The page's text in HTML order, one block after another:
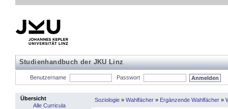
Studienhandbuch der JKU Linz
Benutzername Passwort
Übersicht
Alle Curricula
Soziologie » Wahlfächer » Ergänzende Wahlfächer »